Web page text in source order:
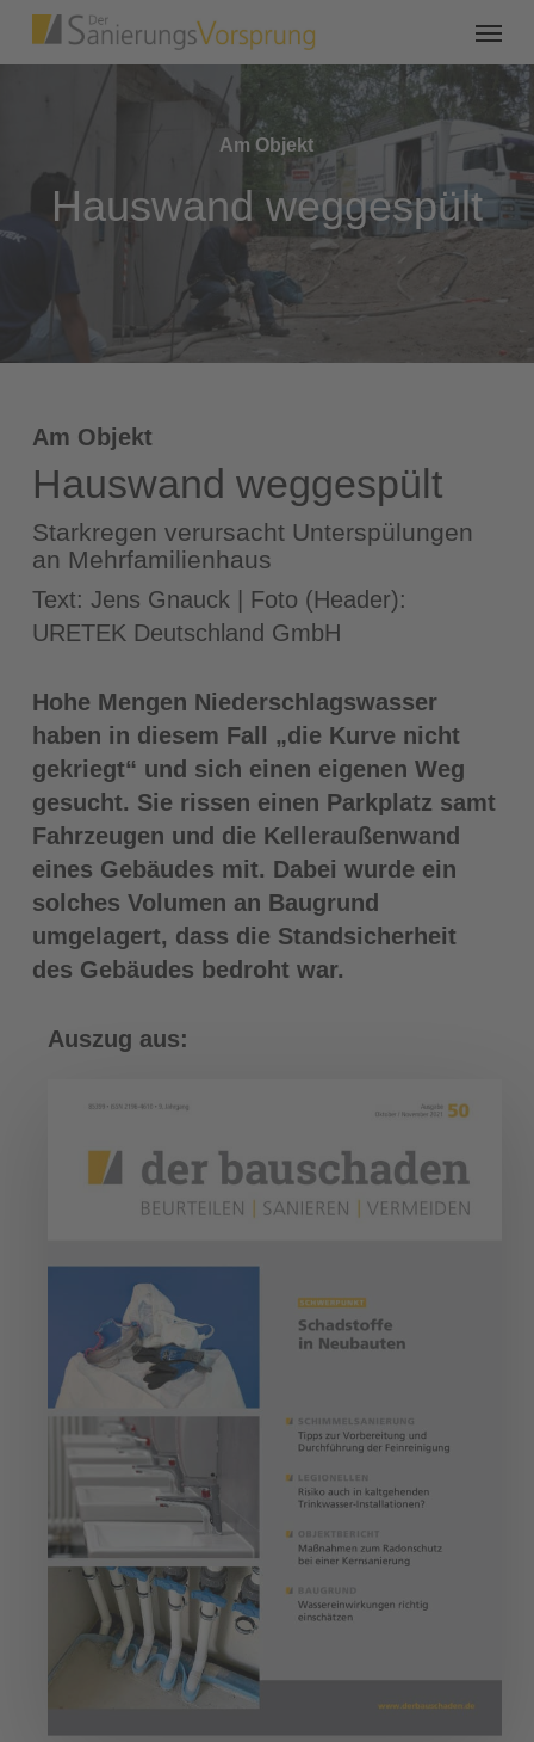
Am Objekt
Hauswand weggespült
Am Objekt
Hauswand weggespült
Starkregen verursacht Unterspülungen
an Mehrfamilienhaus
Text: Jens Gnauck | Foto (Header):
URETEK Deutschland GmbH
Hohe Mengen Niederschlagswasser
haben in diesem Fall „die Kurve nicht
gekriegt“ und sich einen eigenen Weg
gesucht. Sie rissen einen Parkplatz samt
Fahrzeugen und die Kelleraußenwand
eines Gebäudes mit. Dabei wurde ein
solches Volumen an Baugrund
umgelagert, dass die Standsicherheit
des Gebäudes bedroht war.
Auszug aus: